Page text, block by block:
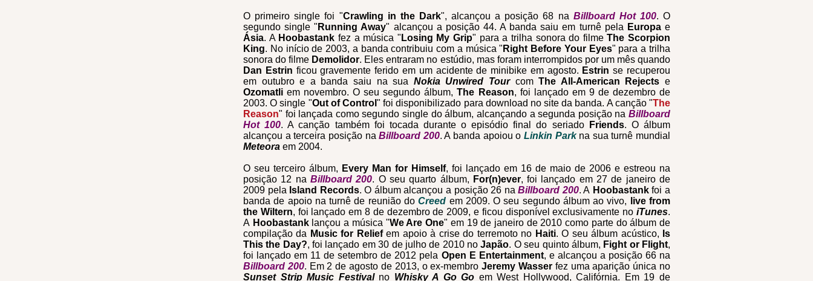
O primeiro single foi "Crawling in the Dark", alcançou a posição 68 na Billboard Hot 100. O
segundo single " Running Away" alcançou a posição 44. A banda saiu em turnê pela Europae
Ásia. A Hoobastank fez a música " Losing My Grip" para a trilha sonora do filmeThe Scorpion
King. No início de 2003, a banda contribuiu com a música " Right Before Your Eyes" para a trilha
sonora do filme Demolidor. Eles entraram no estúdio, mas foram interrompidos por um mês quando
Dan Estrin ficou gravemente ferido em um acidente de minibike em agosto. Estrinse recuperou
em outubro e a banda saiu na sua Nokia Unwired TourcomThe All-American Rejects e
Ozomatli em novembro. O seu segundo álbum,The Reason, foi lançado em 9 de dezembro de
2003. O single "Out of Control " foi disponibilizado para download no site da banda. A canção "The
Reason" foi lançada como segundo single do álbum, alcançando a segunda posição na Billboard
Hot 100. A canção também foi tocada durante o episódio final do seriado Friends. O álbum
alcançou a terceira posição naBillboard 200. A banda apoiou o Linkin Parkna sua turnê mundial
Meteora em 2004.
O seu terceiro álbum, Every Man for Himself, foi lançado em 16 de maio de 2006 e estreou na
posição 12 na Billboard 200. O seu quarto álbum, For(n)ever, foi lançado em 27 de janeiro de
2009 pela Island Records. O álbum alcançou a posição 26 naBillboard 200. A Hoobastankfoi a
banda de apoio na turnê de reunião doCreed em 2009. O seu segundo álbum ao vivo,
live from
the Wiltern, foi lançado em 8 de dezembro de 2009, e ficou disponível exclusivamente no iTunes.
A Hoobastanklançou a música "We Are One" em 19 de janeiro de 2010 como parte do álbum de
compilação da Music for Reliefem apoio à crise do terremoto no Haiti. O seu álbum acústico, Is
This the Day?, foi lançado em 30 de julho de 2010 noJapão. O seu quinto álbum, Fight or Flight,
foi lançado em 11 de setembro de 2012 pela Open E Entertainment, e alcançou a posição 66 na
Billboard 200. Em 2 de agosto de 2013, o ex-membro Jeremy Wasserfez uma aparição única no
Sunset Strip Music Festival no Whisky A Go Go em West Hollywood, Califórnia. Em 19 de